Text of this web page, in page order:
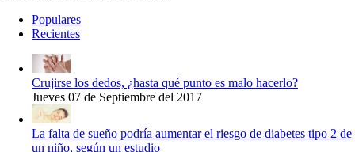
Populares
Recientes
Crujirse los dedos, ¿hasta qué punto es malo hacerlo?
Jueves 07 de Septiembre del 2017
La falta de sueño podría aumentar el riesgo de diabetes tipo 2 de
un niño, según un estudio